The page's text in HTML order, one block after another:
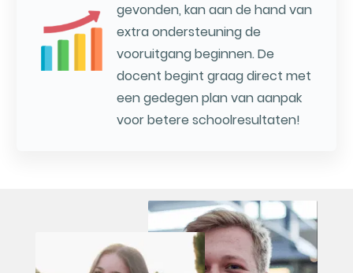
gevonden, kan aan de hand van
extra ondersteuning de
vooruitgang beginnen. De
docent begint graag direct met
een gedegen plan van aanpak
voor betere schoolresultaten!